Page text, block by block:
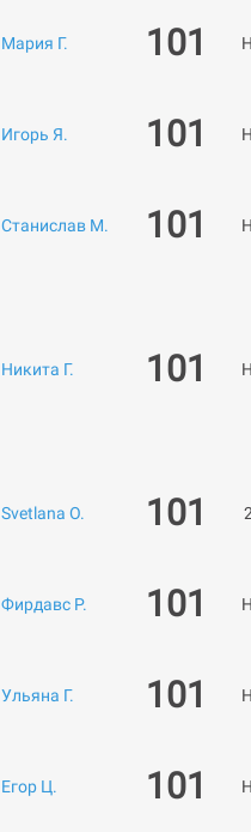
Мария Г. 101
Игорь Я. 101
Станислав М. 101
Никита Г. 101
Svetlana O. 101
Фирдавс Р. 101
Ульяна Г. 101
Егор Ц. 101